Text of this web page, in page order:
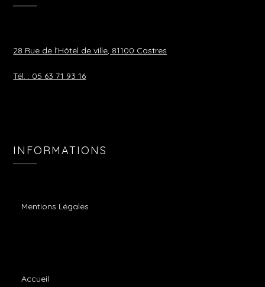
28 Rue de l’Hôtel de ville, 81100 Castres
Tél. : 05 63 71 93 16
INFORMATIONS
Mentions Légales
Accueil